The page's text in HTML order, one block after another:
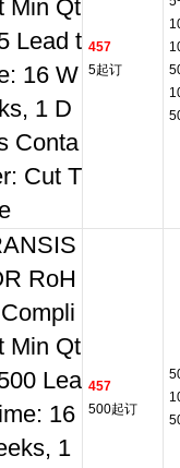
Min Qt
Lead t
16 W
1 D
Conta
Cut T
457
5起订
RoH
Min Qt
Lea
16
1
457
500起订